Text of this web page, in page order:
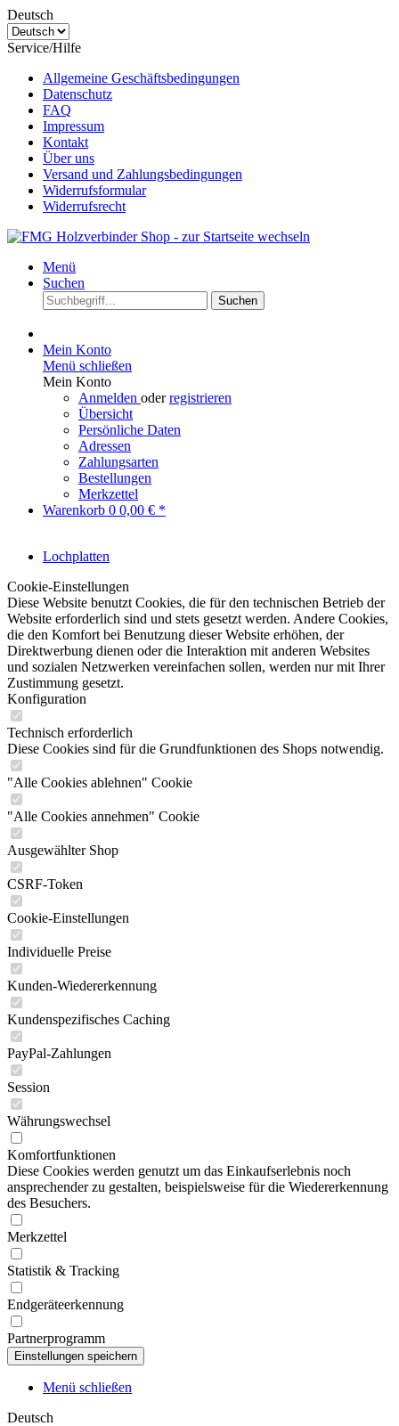
Deutsch
Service/Hilfe
Allgemeine Geschäftsbedingungen
Datenschutz
FAQ
Impressum
Kontakt
Über uns
Versand und Zahlungsbedingungen
Widerrufsformular
Widerrufsrecht
Menü
Suchen
Suchen
Mein Konto
Menü schließen
Mein Konto
Anmelden oderregistrieren
Übersicht
Persönliche Daten
Adressen
Zahlungsarten
Bestellungen
Merkzettel
Warenkorb 0 0,00 € *
Lochplatten
Cookie-Einstellungen
Diese Website benutzt Cookies, die für den technischen Betrieb der
Website erforderlich sind und stets gesetzt werden. Andere Cookies,
die den Komfort bei Benutzung dieser Website erhöhen, der
Direktwerbung dienen oder die Interaktion mit anderen Websites
und sozialen Netzwerken vereinfachen sollen, werden nur mit Ihrer
Zustimmung gesetzt.
Konfiguration
Technisch erforderlich
Diese Cookies sind für die Grundfunktionen des Shops notwendig.
"Alle Cookies ablehnen" Cookie
"Alle Cookies annehmen" Cookie
Ausgewählter Shop
CSRF-Token
Cookie-Einstellungen
Individuelle Preise
Kunden-Wiedererkennung
Kundenspezifisches Caching
PayPal-Zahlungen
Session
Währungswechsel
Komfortfunktionen
Diese Cookies werden genutzt um das Einkaufserlebnis noch
ansprechender zu gestalten, beispielsweise für die Wiedererkennung
des Besuchers.
Merkzettel
Statistik & Tracking
Endgeräteerkennung
Partnerprogramm
Menü schließen
Deutsch